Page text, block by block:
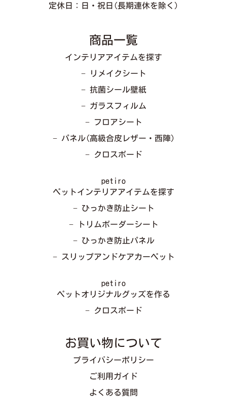
定休日：日・祝日(長期連休を除く)
商品一覧
インテリアアイテムを探す
− リメイクシート
− 抗菌シール壁紙
− ガラスフィルム
− フロアシート
− パネル(高級合皮レザー・西陣)
− クロスボード
petiro
ペットインテリアアイテムを探す
− ひっかき防止シート
− トリムボーダーシート
− ひっかき防止パネル
− スリップアンドケアカーペット
petiro
ペットオリジナルグッズを作る
− クロスボード
お買い物について
プライバシーポリシー
ご利用ガイド
よくある質問